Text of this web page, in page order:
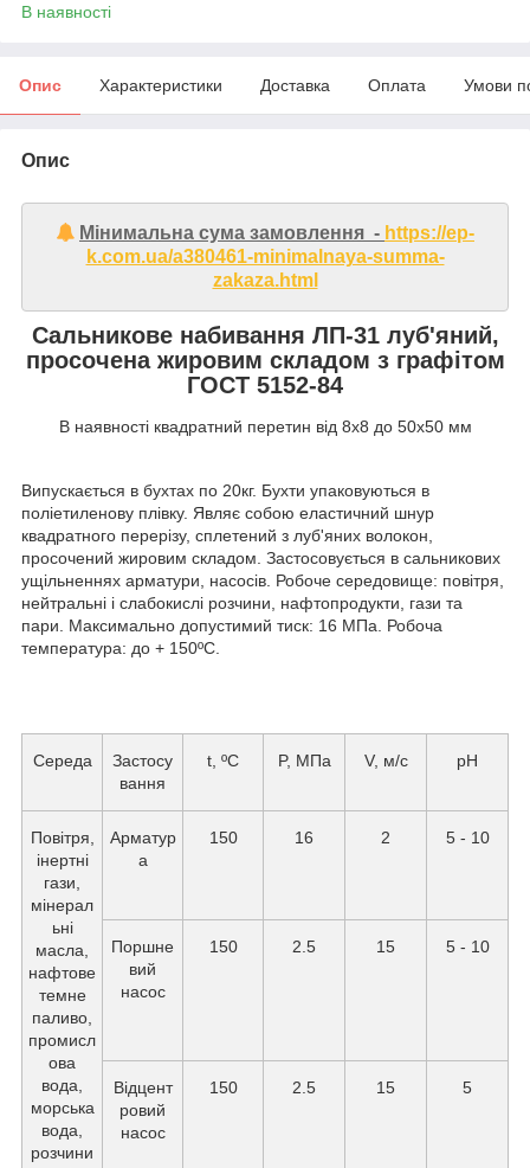
В наявності
Опис Характеристики Доставка Оплата Умови
Опис
Мінимальна сума замовлення - https://ep-
k.com.ua/a380461-minimalnaya-summa-
zakaza.html
Сальникове набивання ЛП-31 луб'яний,
просочена жировим складом з графітом
ГОСТ 5152-84
В наявності квадратний перетин від 8х8 до 50х50 мм
Випускається в бухтах по 20кг. Бухти упаковуються в
поліетиленову плівку. Являє собою еластичний шнур
квадратного перерізу, сплетений з луб'яних волокон,
просочений жировим складом. Застосовується в сальникових
ущільненнях арматури, насосів. Робоче середовище: повітря,
нейтральні і слабокислі розчини, нафтопродукти, гази та
пари. Максимально допустимий тиск: 16 МПа. Робоча
температура: до + 150ºC.
Середа
Застосу
вання
t, ºC P, МПа V, м/с pH
Повітря,
інертні
гази,
мінерал
ьні
масла,
нафтове
темне
паливо,
промисл
ова
вода,
морська
вода,
розчини
Арматур
а
150 16 2 5 - 10
Поршне
вий
насос
150 2.5 15 5 - 10
Відцент
ровий
насос
150 2.5 15 5